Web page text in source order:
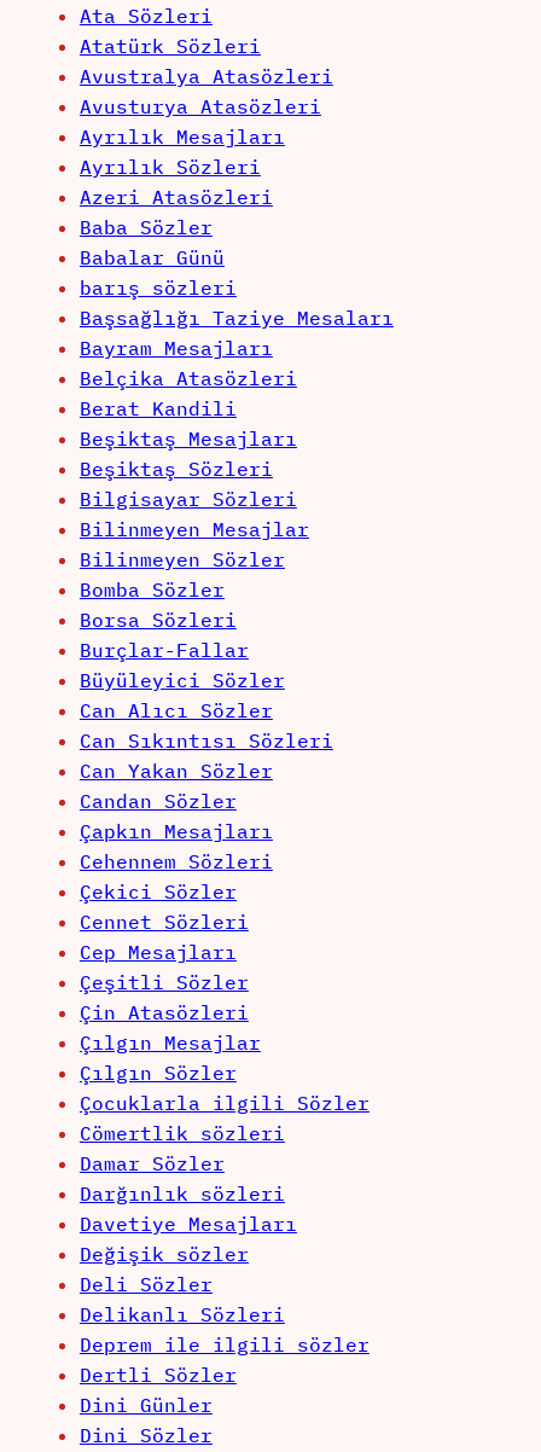
Ata Sözleri
Atatürk Sözleri
Avustralya Atasözleri
Avusturya Atasözleri
Ayrılık Mesajları
Ayrılık Sözleri
Azeri Atasözleri
Baba Sözler
Babalar Günü
barış sözleri
Başsağlığı Taziye Mesaları
Bayram Mesajları
Belçika Atasözleri
Berat Kandili
Beşiktaş Mesajları
Beşiktaş Sözleri
Bilgisayar Sözleri
Bilinmeyen Mesajlar
Bilinmeyen Sözler
Bomba Sözler
Borsa Sözleri
Burçlar-Fallar
Büyüleyici Sözler
Can Alıcı Sözler
Can Sıkıntısı Sözleri
Can Yakan Sözler
Candan Sözler
Çapkın Mesajları
Cehennem Sözleri
Çekici Sözler
Cennet Sözleri
Cep Mesajları
Çeşitli Sözler
Çin Atasözleri
Çılgın Mesajlar
Çılgın Sözler
Çocuklarla ilgili Sözler
Cömertlik sözleri
Damar Sözler
Darğınlık sözleri
Davetiye Mesajları
Değişik sözler
Deli Sözler
Delikanlı Sözleri
Deprem ile ilgili sözler
Dertli Sözler
Dini Günler
Dini Sözler